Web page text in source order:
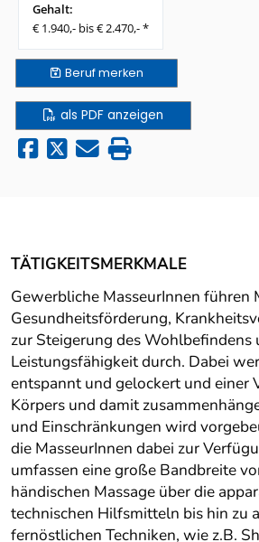
Gehalt:
€ 1.940,- bis € 2.470,- *
Berufmerken
als PDF anzeigen
TÄTIGKEITSMERKMALE
Gewerbliche MasseurInnen führen
Gesundheitsförderung,
zur Steigerung des Wohlbefindens
Leistungsfähigkeit durch. Dabei
entspannt und gelockert und einer
Körpers und damit
und Einschränkungen wird
die MasseurInnen dabei zur
umfassen eine große Bandbreite
händischen Massage über die
technischen Hilfsmitteln bis hin zu
fernöstlichen Techniken, wie z.B.